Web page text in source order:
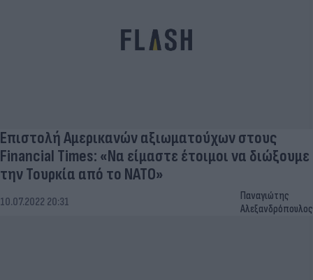
Επιστολή Αμερικανών αξιωματούχων στους
Financial Times: «Να είμαστε έτοιμοι να διώξουμε
την Τουρκία από το ΝΑΤΟ»
10.07.2022 20:31
Παναγιώτης
Αλεξανδρόπουλος